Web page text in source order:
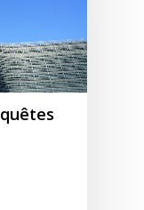
Publicitaire